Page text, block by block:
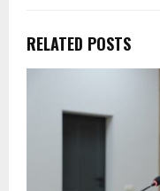
RELATED POSTS